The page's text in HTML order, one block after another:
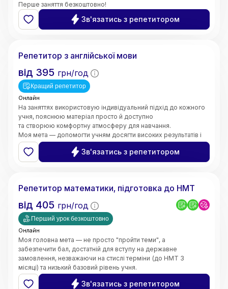
Перше заняття безкоштовно!
Зв'язатись з репетитором
Репетитор з англійської мови
від 395 грн/год
Кращий репетитор
Онлайн
На заняттях використовую індивідуальний підхід до кожного
учня, пояснюю матеріал просто й доступно
та створюю комфортну атмосферу для навчання.
Моя мета — допомогти учням досягти високих результатів і
зробити процес навчання цікавим та ефективним.
Зв'язатись з репетитором
Репетитор математики, підготовка до НМТ
від 405 грн/год
Перший урок безкоштовно
Онлайн
Моя головна мета — не просто "пройти теми", а
забезпечити бал, достатній для вступу на державне
замовлення, незважаючи на стислі терміни (до НМТ 3
місяці) та низький базовий рівень учня.
Швидке відновлення бази знань;
Зв'язатись з репетитором